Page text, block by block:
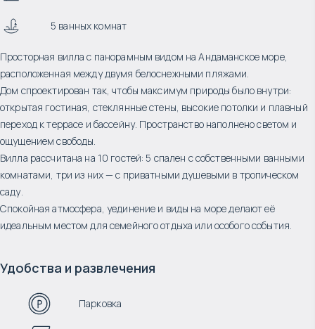
5 ванных комнат
Просторная вилла с панорамным видом на Андаманское море,
расположенная между двумя белоснежными пляжами.
Дом спроектирован так, чтобы максимум природы было внутри:
открытая гостиная, стеклянные стены, высокие потолки и плавный
переход к террасе и бассейну. Пространство наполнено светом и
ощущением свободы.
Вилла рассчитана на 10 гостей: 5 спален с собственными ванными
комнатами, три из них — с приватными душевыми в тропическом
саду.
Спокойная атмосфера, уединение и виды на море делают её
идеальным местом для семейного отдыха или особого события.
Удобства и развлечения
Парковка